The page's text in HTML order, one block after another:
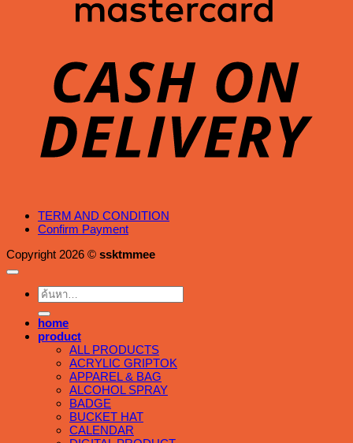
TERM AND CONDITION
Confirm Payment
Copyright 2026 © ssktmmee
ค้นหา:
home
product
ALL PRODUCTS
ACRYLIC GRIPTOK
APPAREL & BAG
ALCOHOL SPRAY
BADGE
BUCKET HAT
CALENDAR